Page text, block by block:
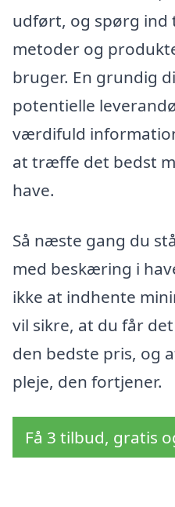
udført, og spørg ind
metoder og
bruger. En grundig
potentielle
værdifuld
at træffe det bedst
have.
Så næste gang du
med beskæring i
ikke at indhente
vil sikre, at du får
den bedste pris, og
pleje, den fortjener.
Få 3 tilbud, gratis